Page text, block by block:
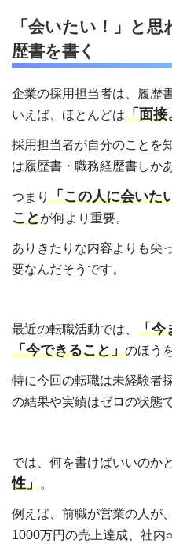
「会いたい！」と
歴書を書く
企業の採用担当者は、履歴
いえば、ほとんどは「面接
採用担当者が自分のことを
は履歴書・職務経歴書しか
つまり 「この人に会いた
ことが何より重要。
ありきたりな内容よりも尖
要なんだそうです。
最近の転職活動では、 「今
「今できること」のほう
特に今回の転職は未経験者
の結果や実績はゼロの状態
では、何を書けばいいのか
性」。
例えば、前職が営業の人が
1000万円の売上達成、社内